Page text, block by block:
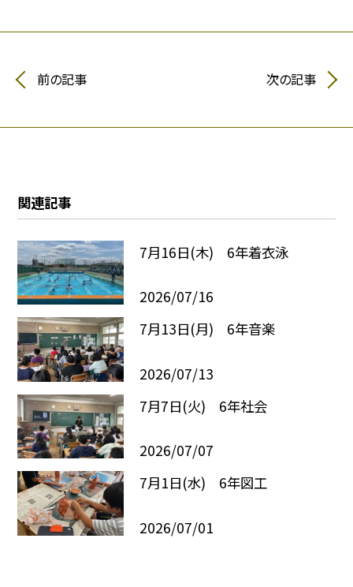
前の記事 次の記事
関連記事
7月16日(木) 6年着衣泳
2026/07/16
7月13日(月) 6年音楽
2026/07/13
7月7日(火) 6年社会
2026/07/07
7月1日(水) 6年図工
2026/07/01